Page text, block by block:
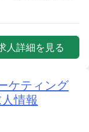
人詳細を見る
ケティング
情報